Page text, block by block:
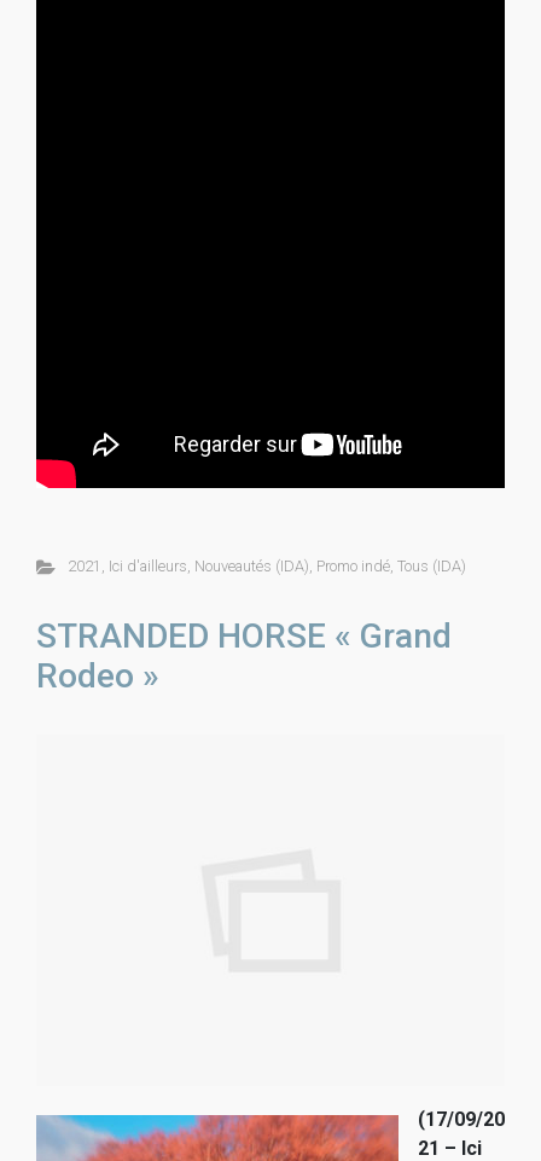
2021 , Ici d'ailleurs, Nouveautés (IDA), Promo indé, Tous (IDA)
STRANDED HORSE « Grand
Rodeo »
(17/09/20
21 – Ici